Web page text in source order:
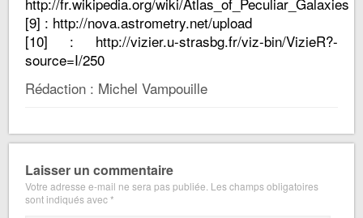
[9] : http://nova.astrometry.net/upload
[10] : http://vizier.u-strasbg.fr/viz-bin/VizieR?-
source=I/250
Rédaction : Michel Vampouille
Laisser un commentaire
Votre adresse e-mail ne sera pas publiée. Les champs obligatoires
sont indiqués avec*